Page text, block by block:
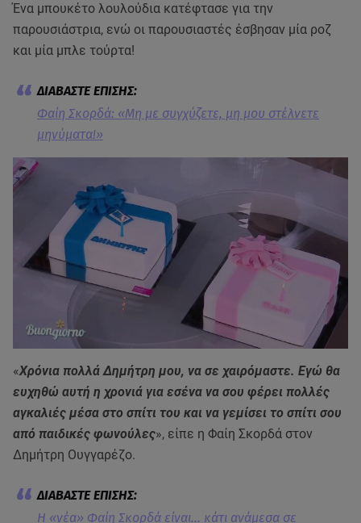
Ένα μπουκέτο λουλούδια κατέφτασε για την
παρουσιάστρια, ενώ οι παρουσιαστές έσβησαν μία ροζ
και μία μπλε τούρτα!
Φαίη Σκορδά: «Μη με συγχύζετε, μη μου στέλνετε
μηνύματα!»
«Χρόνια πολλά Δημήτρη μου, να σε χαιρόμαστε. Εγώ θα
ευχηθώ αυτή η χρονιά για εσένα να σου φέρει πολλές
αγκαλιές μέσα στο σπίτι του και να γεμίσει το σπίτι σου
από παιδικές φωνούλες», είπε η Φαίη Σκορδά στον
Δημήτρη Ουγγαρέζο.
Η «νέα» Φαίη Σκορδά είναι... κάτι ανάμεσα σε